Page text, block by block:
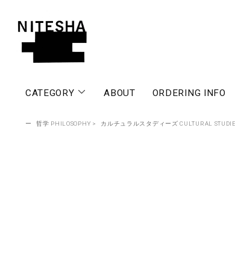
CATEGORY ABOUT ORDERING INFO
ー 哲学 PHILOSOPHY > カルチュラルスタディーズ CULTURAL